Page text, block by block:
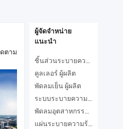
ตาม
ผู้จัดจำหน่าย
แนะนำ
ชิ้นส่วนระบายความร้อน ผู้ผลิต
คูลเลอร์ ผู้ผลิต
พัดลมเย็น ผู้ผลิต
ระบบระบายความร้อน ผู้ผลิต
พัดลมอุตสาหกรรม ผู้ผลิต
แผ่นระบายความร้อน ผู้ผลิต